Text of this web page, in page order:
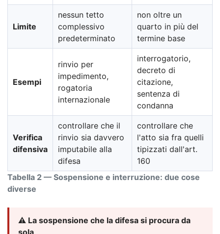
Tabella 2 — Sospensione e interruzione: due cose
diverse
Limite
nessun tetto
complessivo
predeterminato
non oltre un
quarto in più del
termine base
Esempi
rinvio per
impedimento,
rogatoria
internazionale
interrogatorio,
decreto di
citazione,
sentenza di
condanna
Verifica
difensiva
controllare che il
rinvio sia davvero
imputabile alla
difesa
controllare che
l'atto sia fra quelli
tipizzati dall'art.
160
⚠️ La sospensione che la difesa si procura da
sola